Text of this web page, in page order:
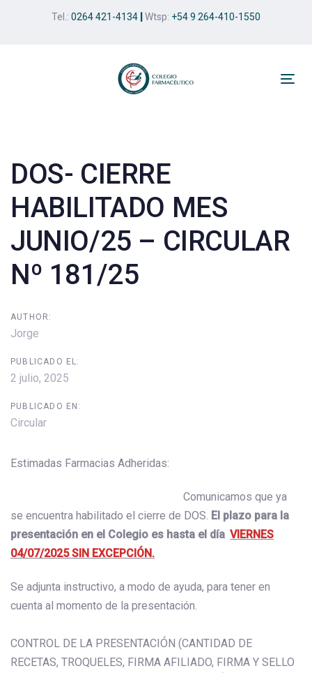
Tel.: 0264 421-4134 Wtsp: +54 9 264-410-1550
DOS- CIERRE
HABILITADO MES
JUNIO/25 – CIRCULAR
Nº 181/25
AUTHOR:
Jorge
PUBLICADO EL:
2 julio, 2025
PUBLICADO EN:
Circular
Estimadas Farmacias Adheridas:
Comunicamos que ya
se encuentra habilitado el cierre de DOS. El plazo para la
presentación en el Colegio es hasta el día VIERNES
04/07/2025 SIN EXCEPCIÓN.
Se adjunta instructivo, a modo de ayuda, para tener en
cuenta al momento de la presentación.
CONTROL DE LA PRESENTACIÓN (CANTIDAD DE
RECETAS, TROQUELES, FIRMA AFILIADO, FIRMA Y SELLO
navigation